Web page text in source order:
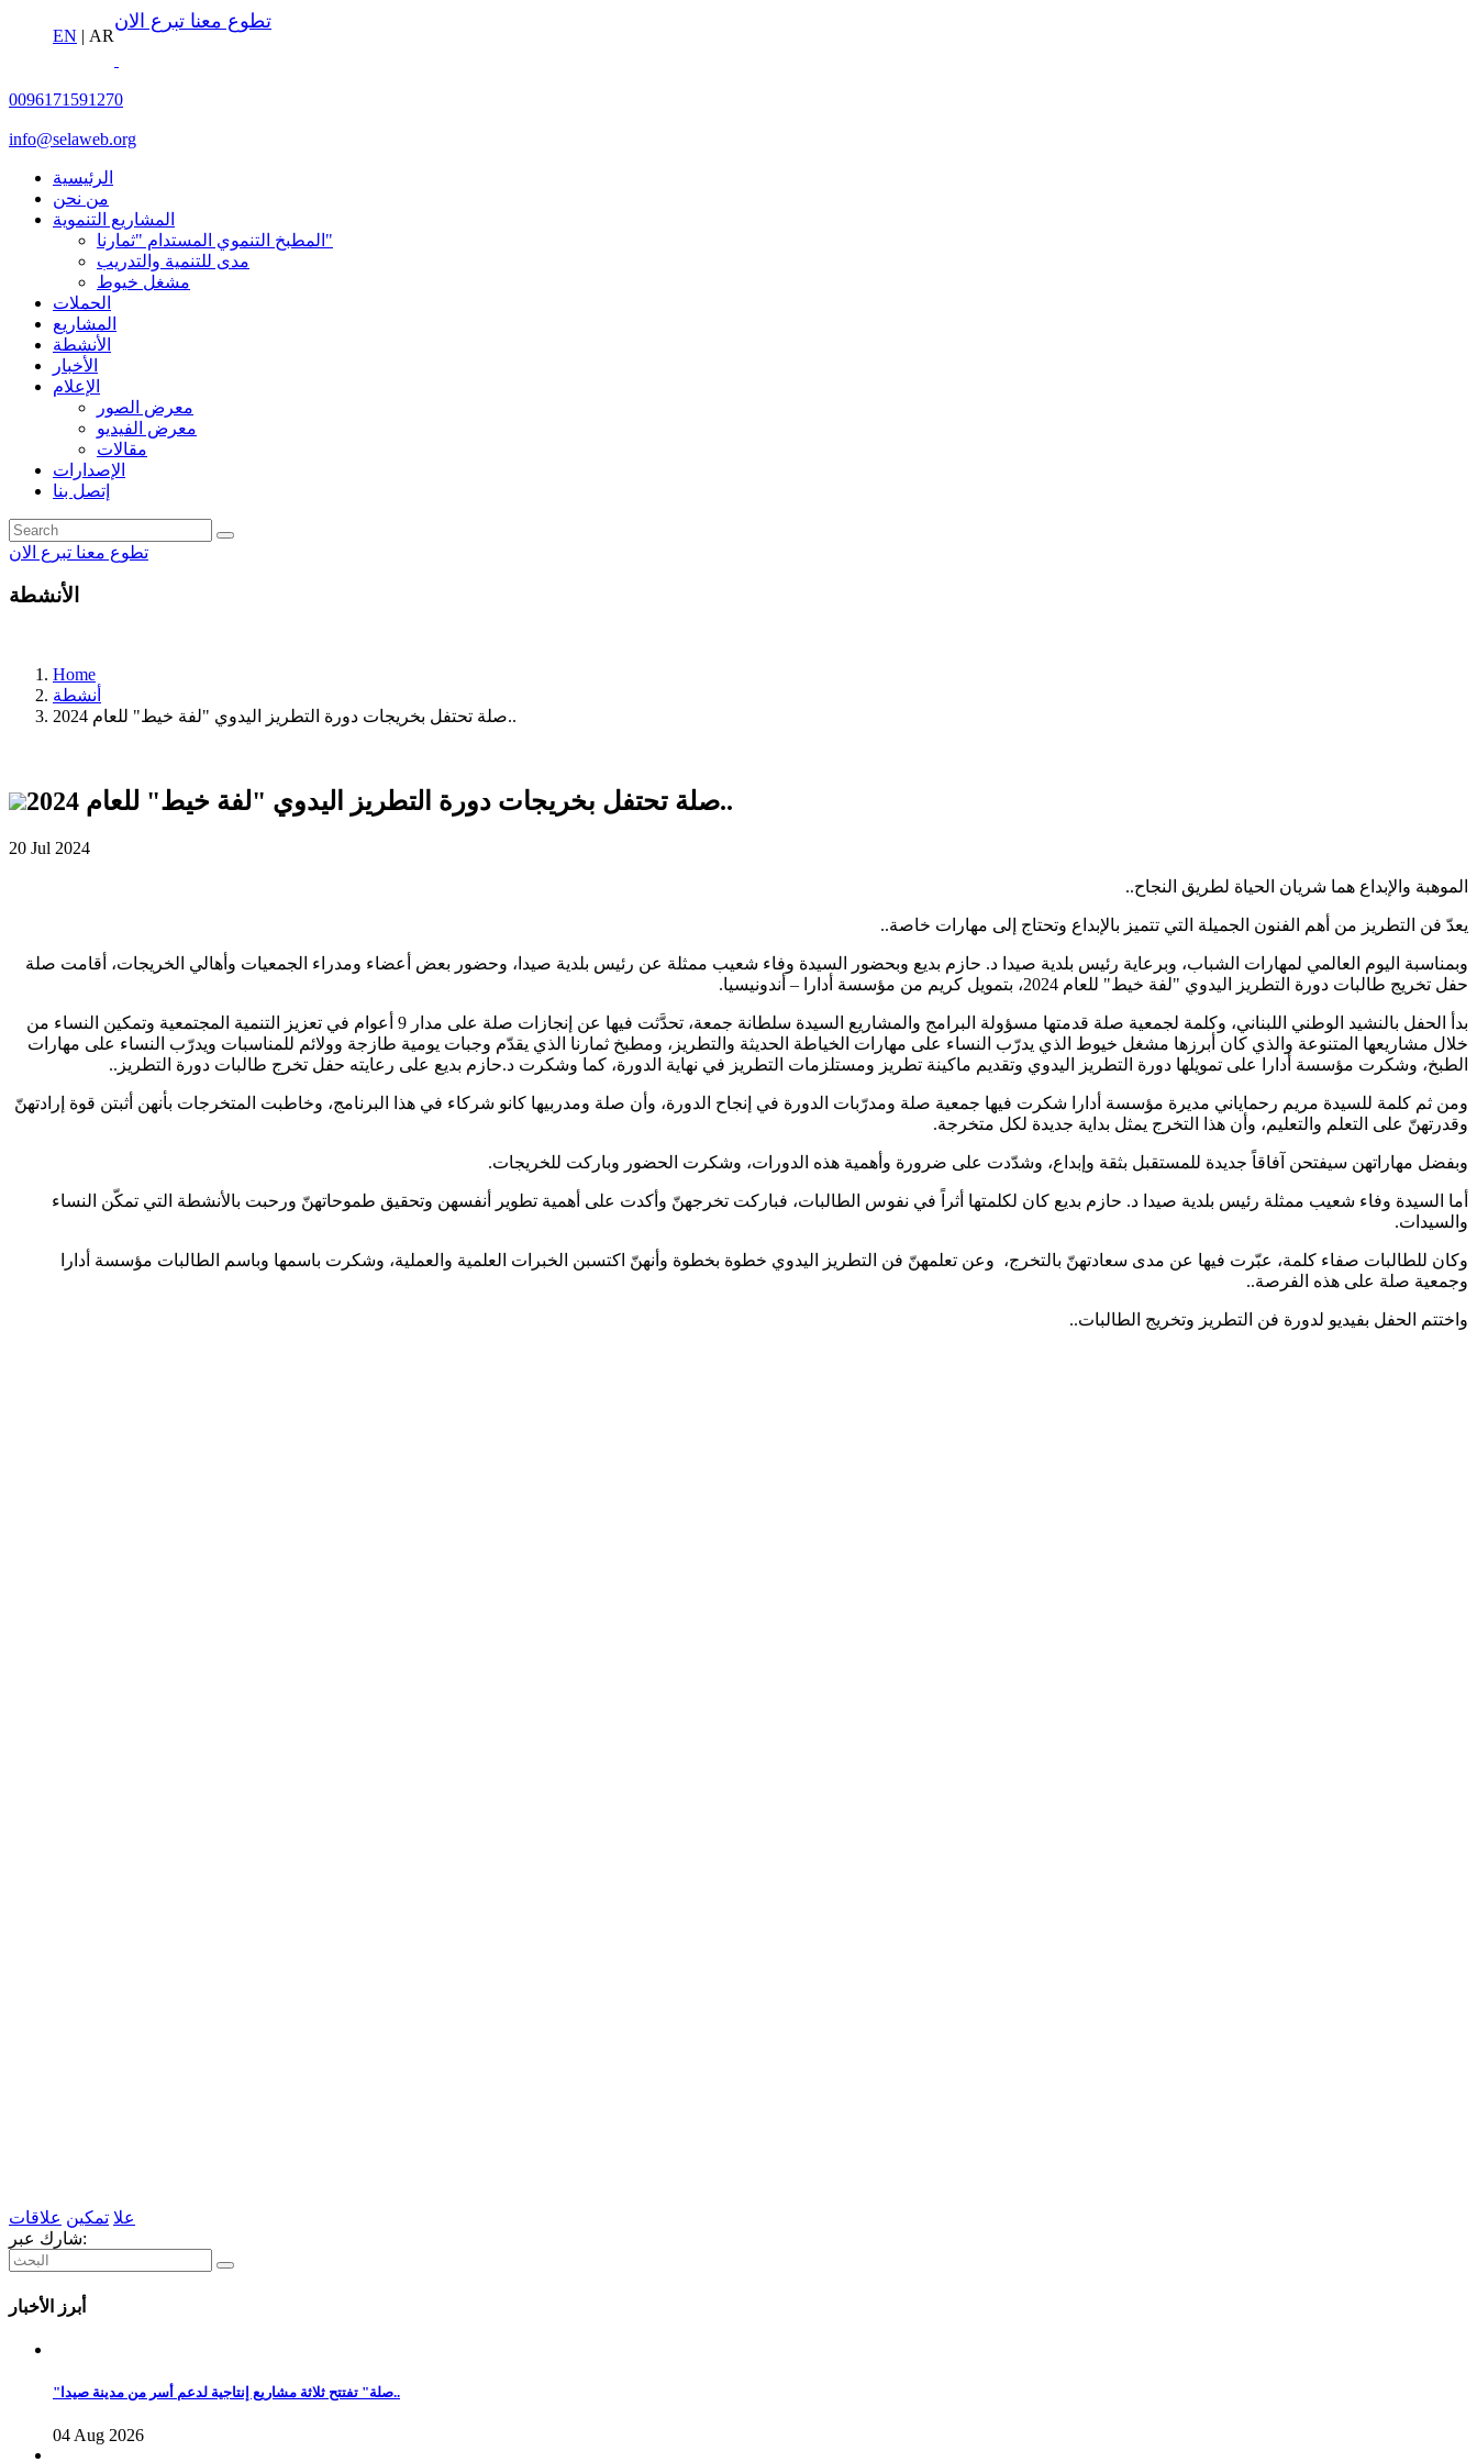
EN | AR
تطوع معنا تبرع الان
0096171591270
info@selaweb.org
الرئيسية
من نحن
المشاريع التنموية
المطبخ التنموي المستدام "ثمارنا"
مدى للتنمية والتدريب
مشغل خيوط
الحملات
المشاريع
الأنشطة
الأخبار
الإعلام
معرض الصور
معرض الفيديو
مقالات
الإصدارات
إتصل بنا
تطوع معنا تبرع الان
الأنشطة
Home
أنشطة
صلة تحتفل بخريجات دورة التطريز اليدوي "لفة خيط" للعام 2024..
صلة تحتفل بخريجات دورة التطريز اليدوي "لفة خيط" للعام 2024..
20 Jul 2024
الموهبة والإبداع هما شريان الحياة لطريق النجاح..
يعدّ فن التطريز من أهم الفنون الجميلة التي تتميز بالإبداع وتحتاج إلى مهارات خاصة..
وبمناسبة اليوم العالمي لمهارات الشباب، وبرعاية رئيس بلدية صيدا د. حازم بديع وبحضور السيدة وفاء شعيب ممثلة عن رئيس بلدية صيدا، وحضور بعض أعضاء ومدراء الجمعيات وأهالي الخريجات، أقامت صلة
حفل تخريج طالبات دورة التطريز اليدوي "لفة خيط" للعام 2024، بتمويل كريم من مؤسسة أدارا – أندونيسيا.
بدأ الحفل بالنشيد الوطني اللبناني، وكلمة لجمعية صلة قدمتها مسؤولة البرامج والمشاريع السيدة سلطانة جمعة، تحدَّثت فيها عن إنجازات صلة على مدار 9 أعوام في تعزيز التنمية المجتمعية وتمكين النساء من
خلال مشاريعها المتنوعة والذي كان أبرزها مشغل خيوط الذي يدرّب النساء على مهارات الخياطة الحديثة والتطريز، ومطبخ ثمارنا الذي يقدّم وجبات يومية طازجة وولائم للمناسبات ويدرّب النساء على مهارات
الطبخ، وشكرت مؤسسة أدارا على تمويلها دورة التطريز اليدوي وتقديم ماكينة تطريز ومستلزمات التطريز في نهاية الدورة، كما وشكرت د.حازم بديع على رعايته حفل تخرج طالبات دورة التطريز..
ومن ثم كلمة للسيدة مريم رحماياني مديرة مؤسسة أدارا شكرت فيها جمعية صلة ومدرّبات الدورة في إنجاح الدورة، وأن صلة ومدربيها كانو شركاء في هذا البرنامج، وخاطبت المتخرجات بأنهن أثبتن قوة إرادتهنّ
وقدرتهنّ على التعلم والتعليم، وأن هذا التخرج يمثل بداية جديدة لكل متخرجة.
وبفضل مهاراتهن سيفتحن آفاقاً جديدة للمستقبل بثقة وإبداع، وشدّدت على ضرورة وأهمية هذه الدورات، وشكرت الحضور وباركت للخريجات.
أما السيدة وفاء شعيب ممثلة رئيس بلدية صيدا د. حازم بديع كان لكلمتها أثراً في نفوس الطالبات، فباركت تخرجهنّ وأكدت على أهمية تطوير أنفسهن وتحقيق طموحاتهنّ ورحبت بالأنشطة التي تمكّن النساء
والسيدات.
وكان للطالبات صفاء كلمة، عبّرت فيها عن مدى سعادتهنّ بالتخرج، وعن تعلمهنّ فن التطريز اليدوي خطوة بخطوة وأنهنّ اكتسبن الخبرات العلمية والعملية، وشكرت باسمها وباسم الطالبات مؤسسة أدارا
وجمعية صلة على هذه الفرصة..
واختتم الحفل بفيديو لدورة فن التطريز وتخريج الطالبات..
علا تمكين علاقات
شارك عبر:
أبرز الأخبار
"صلة" تفتتح ثلاثة مشاريع إنتاجية لدعم أسر من مدينة صيدا..
04 Aug 2026